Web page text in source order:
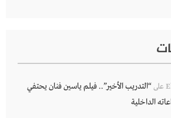
على“التدريب الأخير”.. فيلم ياسين فنان يحتفي
الداخلية